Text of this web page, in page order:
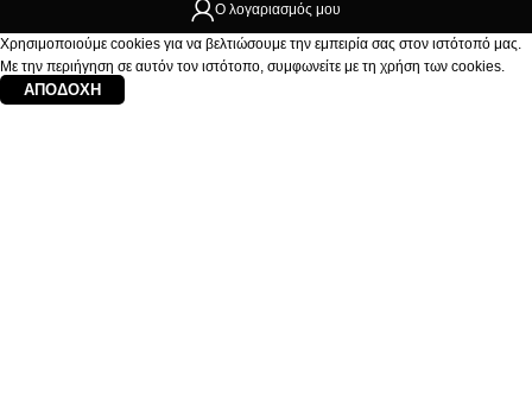
Ο λογαριασμός μου
Χρησιμοποιούμε cookies για να βελτιώσουμε την εμπειρία σας στον ιστότοπό μας.
Με την περιήγηση σε αυτόν τον ιστότοπο, συμφωνείτε με τη χρήση των cookies.
ΑΠΟΔΟΧΉ